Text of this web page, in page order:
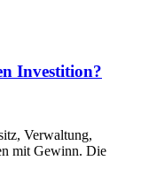
Investition?
Verwaltung,
mit Gewinn. Die